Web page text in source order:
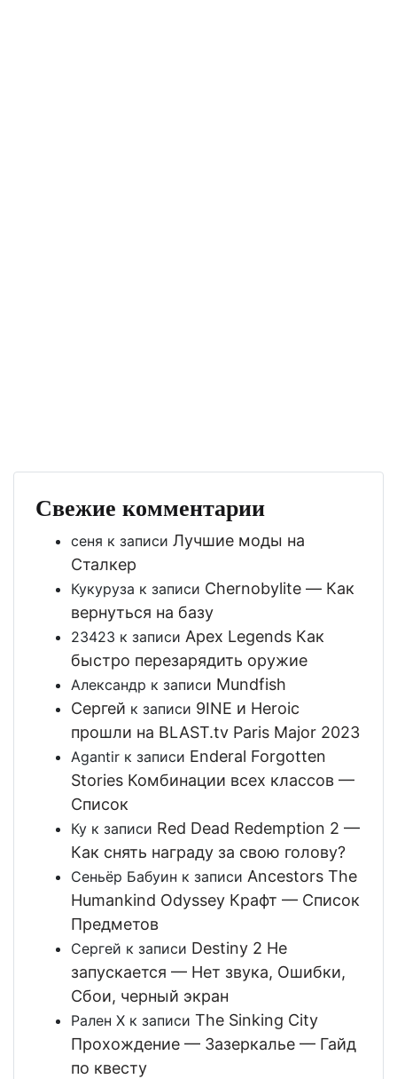
Свежие комментарии
сеня к записи Лучшие моды на
Сталкер
Кукуруза к записи Chernobylite — Как
вернуться на базу
23423 к записи Apex Legends Как
быстро перезарядить оружие
Александр к записи Mundfish
Сергей к записи 9INE и Heroic
прошли на BLAST.tv Paris Major 2023
Agantir к записи Enderal Forgotten
Stories Комбинации всех классов —
Список
Ку к записи Red Dead Redemption 2 —
Как снять награду за свою голову?
Сеньёр Бабуин к записи Ancestors The
Humankind Odyssey Крафт — Список
Предметов
Сергей к записи Destiny 2 Не
запускается — Нет звука, Ошибки,
Сбои, черный экран
Рален Х к записи The Sinking City
Прохождение — Зазеркалье — Гайд
по квесту